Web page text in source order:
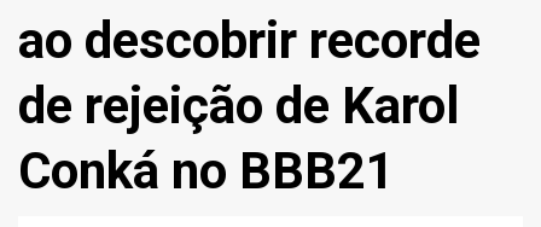
ao descobrir recorde
de rejeição de Karol
Conká no BBB21